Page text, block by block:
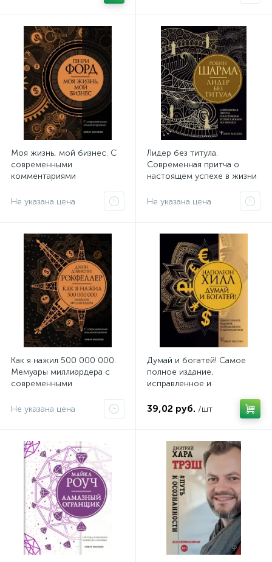
Моя жизнь, мой бизнес. С
современными
комментариями
Не указана цена
Лидер без титула.
Современная притча о
настоящем успехе в жизни
Не указана цена
Как я нажил 500 000 000.
Мемуары миллиардера с
современными
Не указана цена
Думай и богатей! Самое
полное издание,
исправленное и
39,02 руб. /шт